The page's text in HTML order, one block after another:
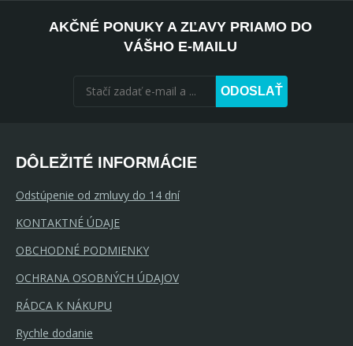
AKČNÉ PONUKY A ZĽAVY PRIAMO DO
VÁŠHO E-MAILU
ODOSLAŤ
DÔLEŽITÉ INFORMÁCIE
Odstúpenie od zmluvy do 14 dní
KONTAKTNÉ ÚDAJE
OBCHODNÉ PODMIENKY
OCHRANA OSOBNÝCH ÚDAJOV
RÁDCA K NÁKUPU
Rychle dodanie